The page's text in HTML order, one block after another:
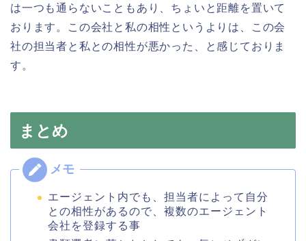
は一つも通らないこともあり、ちょいと距離を置いて
おります。この会社と私の相性というよりは、この会
社の担当者と私との相性が悪かった、と感じておりま
す。
まとめ
エージェント内でも、担当者によって自分
との相性があるので、複数のエージェント
会社を登録する事